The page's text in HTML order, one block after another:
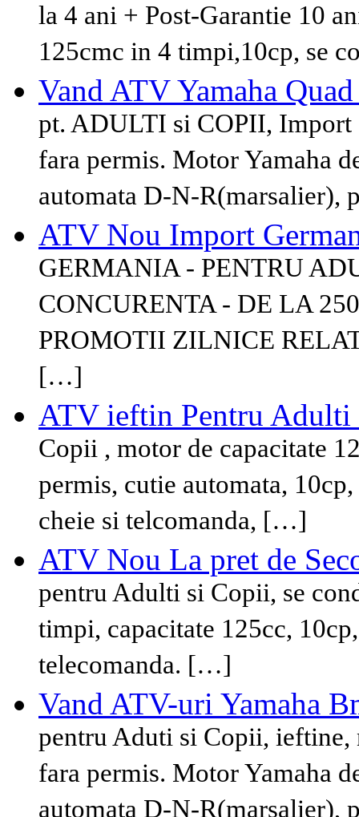
la 4 ani + Post-Garantie 10
125cmc in 4 timpi,10cp, se
Vand ATV Yamaha
pt. ADULTI si COPII, Import
fara permis. Motor Yamaha
automata D-N-
ATV Nou Import
GERMANIA - PENTRU
CONCURENTA - DE LA
PROMOTII ZILNICE
[…]
ATV ieftin Pentru
Copii , motor de capacitate
permis, cutie automata,
cheie si telcomanda, […]
ATV Nou La pret de
pentru Adulti si Copii, se
timpi, capacitate 125cc,
telecomanda. […]
Vand ATV-uri Yamaha
pentru Aduti si Copii, ieftine,
fara permis. Motor Yamaha